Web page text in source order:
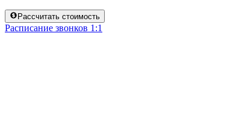
Рассчитать стоимость
Расписание звонков 1:1